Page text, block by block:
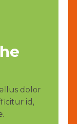
dolor
id,